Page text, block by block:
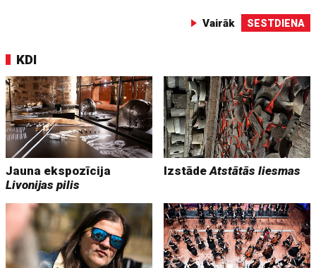
Vairāk SESTDIENA
KDI
Jauna ekspozīcija
Livonijas pilis
IzstādeAtstātās liesmas